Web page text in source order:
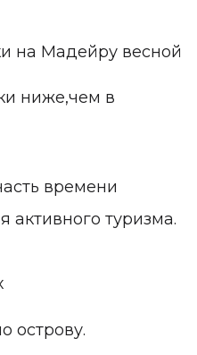
на Мадейру весной
ниже,чем в
времени
активного туризма.
острову.